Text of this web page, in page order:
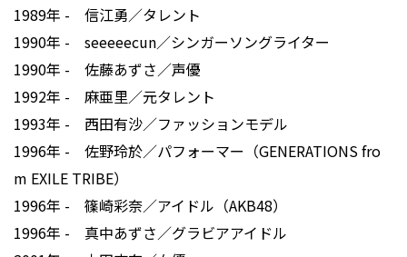
1989年 - 信江勇／タレント
1990年 - seeeeecun／シンガーソングライター
1990年 - 佐藤あずさ／声優
1992年 - 麻亜里／元タレント
1993年 - 西田有沙／ファッションモデル
1996年 - 佐野玲於／パフォーマー（GENERATIONS fro
m EXILE TRIBE）
1996年 - 篠崎彩奈／アイドル（AKB48）
1996年 - 真中あずさ／グラビアアイドル